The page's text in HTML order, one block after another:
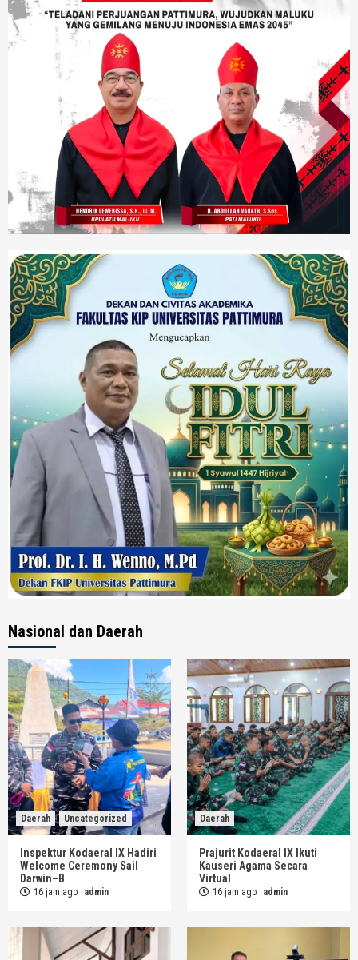
Nasional dan Daerah
Daerah Uncategorized
Inspektur Kodaeral IX Hadiri
Welcome Ceremony Sail
Darwin–B
16 jam ago admin
Daerah
Prajurit Kodaeral IX Ikuti
Kauseri Agama Secara
Virtual
16 jam ago admin